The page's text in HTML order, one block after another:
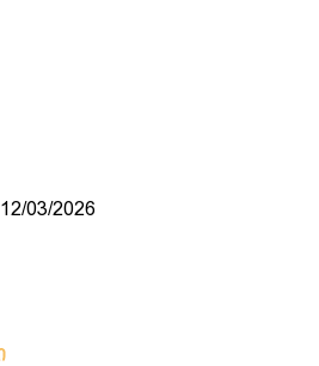
12/03/2026